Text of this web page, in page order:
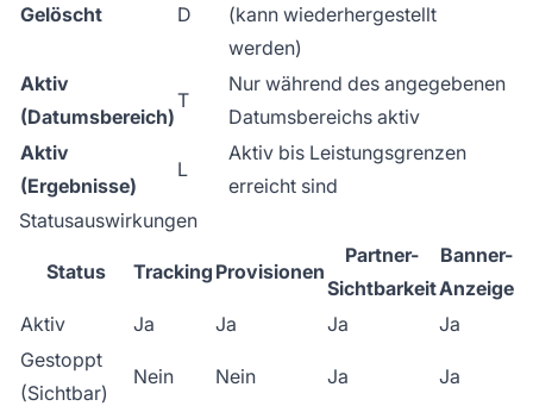
Gelöscht D
(kann wiederhergestellt
werden)
Aktiv
(Datumsbereich)
T
Nur während des angegebenen
Datumsbereichs aktiv
Aktiv
(Ergebnisse)
L
Aktiv bis Leistungsgrenzen
erreicht sind
Statusauswirkungen
Status Tracking Provisionen
Partner-
Sichtbarkeit
Banner-
Anzeige
Aktiv
Ja Ja Ja
Ja
Gestoppt
(Sichtbar)
Nein Nein Ja Ja